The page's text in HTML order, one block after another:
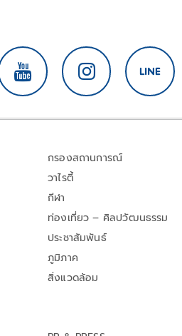
กรองสถานการณ์
วาไรตี้
กีฬา
ท่องเที่ยว – ศิลปวัฒนธรรม
ประชาสัมพันธ์
ภูมิภาค
สิ่งแวดล้อม